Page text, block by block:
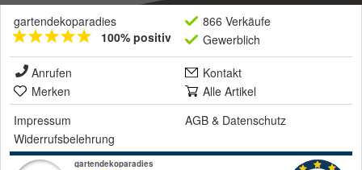
gartendekoparadies
100% positiv
866 Verkäufe
Gewerblich
Anrufen
Kontakt
Merken
Alle Artikel
Impressum
AGB & Datenschutz
Widerrufsbelehrung